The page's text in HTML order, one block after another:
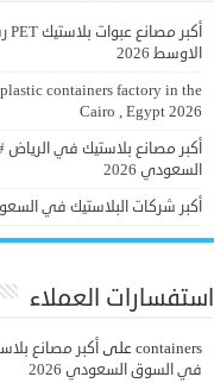
الاوسط 2026
containers factory in the
Cairo , Egypt 2026
السعودي 2026
أكبر شركات البلاستيك في السعودية
استفسارات العملاء
containers على
في السوق السعودي 2026